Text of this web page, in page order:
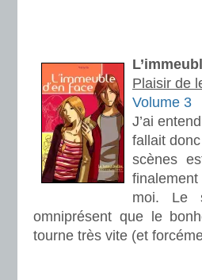
Plaisir de
Volume 3
J’ai
fallait
scènes
moi. Le
omniprésent que le
tourne très vite (et